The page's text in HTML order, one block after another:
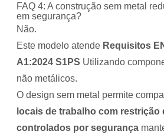
FAQ 4: A construção sem metal
em segurança?
Não.
Este modelo atende Requisitos
A1:2024 S1PS Utilizando
não metálicos.
O design sem metal permite
locais de trabalho com restrição
controlados por segurança